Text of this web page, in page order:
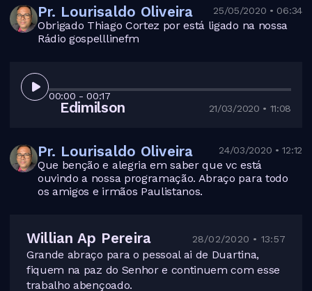
Pr. Lourisaldo Oliveira 25/05/2020 • 06:34
Obrigado Thiago Cortez por está ligado na nossa
Rádio gospelllinefm
00:00 - 00:17
Edimilson 21/03/2020 • 11:08
Pr. Lourisaldo Oliveira 24/03/2020 • 12:12
Que benção e alegria em saber que vc está
ouvindo a nossa programação. Abraço para todo
os amigos e irmãos Paulistanos.
Willian Ap Pereira 28/02/2020 • 13:57
Grande abraço para o pessoal ai de Duartina,
fiquem na paz do Senhor e continuem com esse
trabalho abençoado.